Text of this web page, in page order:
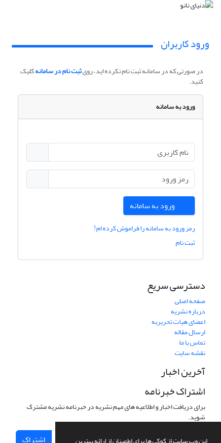
ورود کاربران
در صورتی که در سامانه ثبت نام نکرده اید، رویثبت نام در سامانهکلیک
کنید.
ورود به سامانه
ورود به سامانه
رمز ورود به سامانه را فراموش کرده ام!
ثبت نام
دسترسی سریع
صفحه اصلی
درباره نشریه
اعضای هیات تحریریه
ارسال مقاله
تماس با ما
نقشه سایت
آخرین اخبار
اشتراک خبرنامه
برای دریافت اخبار و اطلاعیه های مهم نشریه در خبرنامه نشریه مشترک
شوید.
اشتراک